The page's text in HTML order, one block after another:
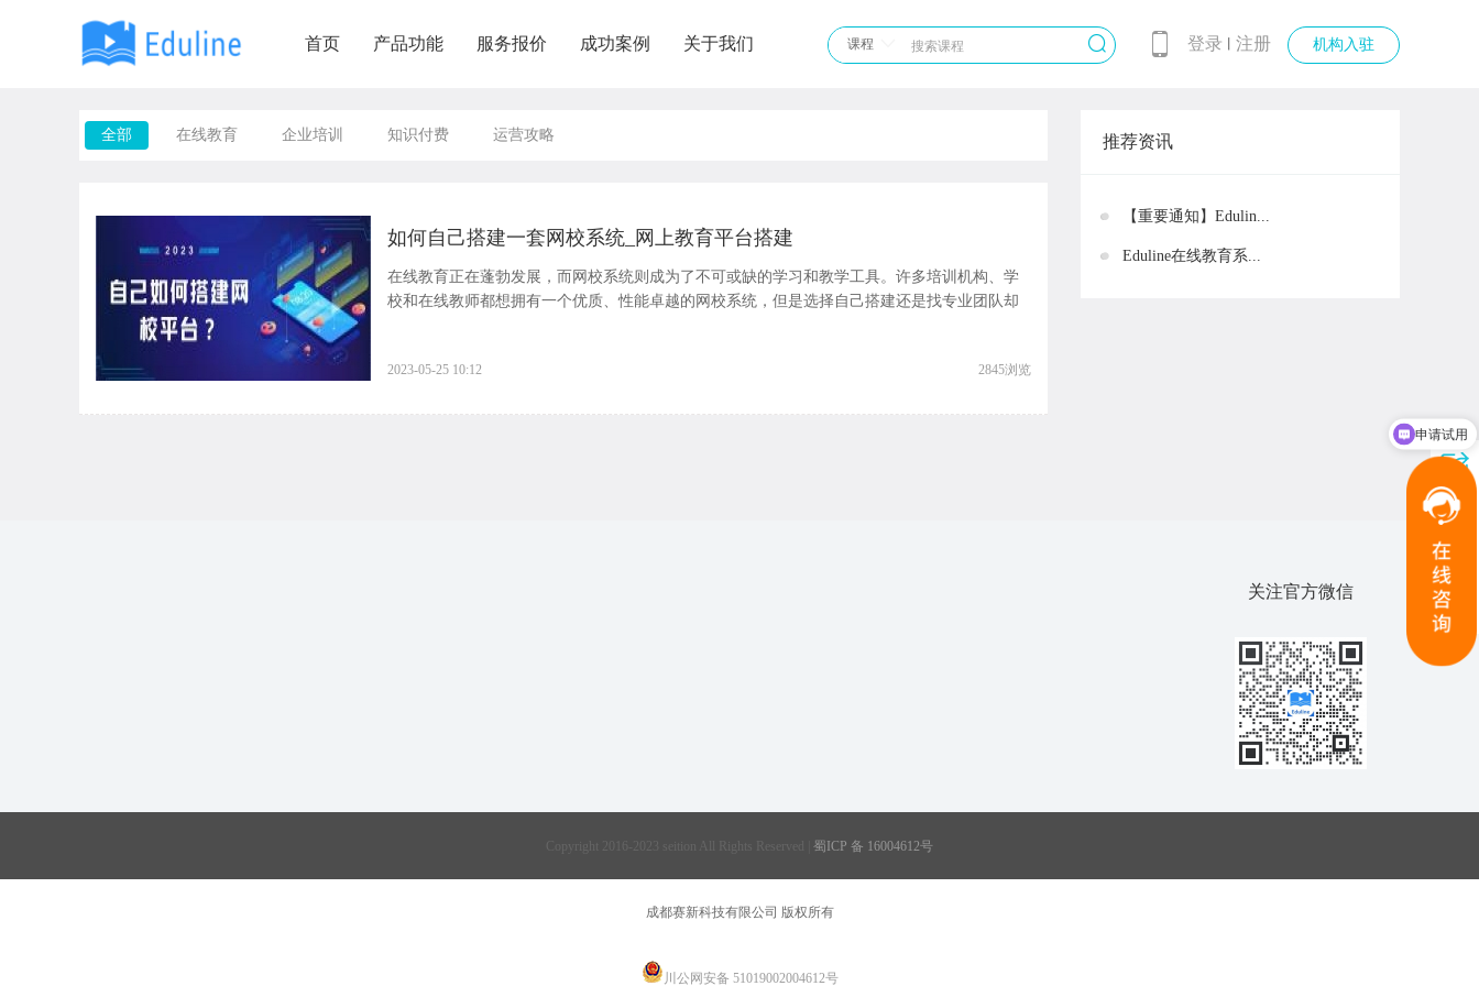
首页 产品功能 服务报价 成功案例 关于我们 课程 登录 注册 机构入驻
全部 在线教育 企业培训 知识付费 运营攻略
如何自己搭建一套网校系统_网上教育平台搭建
在线教育正在蓬勃发展，而网校系统则成为了不可或缺的学习和教学工具。许多培训机构、学
校和在线教师都想拥有一个优质、性能卓越的网校系统，但是选择自己搭建还是找专业团队却
2845浏览
2023-05-25 10:12
推荐资讯
【重要通知】Edulin...
Eduline在线教育系...
关注官方微信
Copyright 2016-2023 seition All Rights Reserved | 蜀ICP 备 16004612号
成都赛新科技有限公司 版权所有
川公网安备 51019002004612号
申请试用